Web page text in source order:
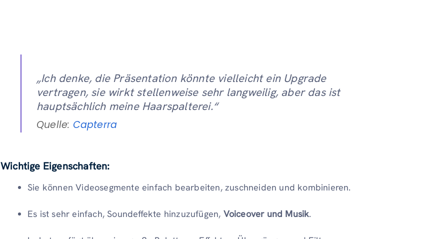
„Ich denke, die Präsentation könnte vielleicht ein Upgrade
vertragen, sie wirkt stellenweise sehr langweilig, aber das ist
hauptsächlich meine Haarspalterei.“
Quelle: Capterra
Wichtige Eigenschaften:
Sie können Videosegmente einfach bearbeiten, zuschneiden und kombinieren.
Es ist sehr einfach, Soundeffekte hinzuzufügen, Voiceover und Musik.